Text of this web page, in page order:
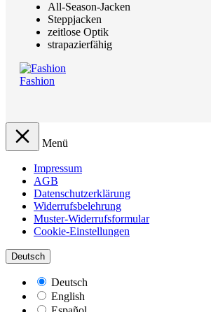
All-Season-Jacken
Steppjacken
zeitlose Optik
strapazierfähig
Fashion
Menü
Impressum
AGB
Datenschutzerklärung
Widerrufsbelehrung
Muster-Widerrufsformular
Cookie-Einstellungen
Deutsch
Deutsch
English